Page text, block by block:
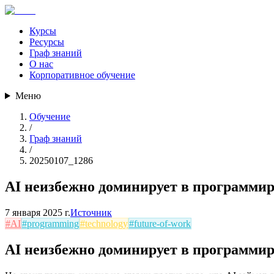
Курсы
Ресурсы
Граф знаний
О нас
Корпоративное обучение
Меню
Обучение
/
Граф знаний
/
20250107_1286
AI неизбежно доминирует в
7 января 2025 г.Источник
#AI#programming#technology#future-of-work
AI неизбежно доминирует в